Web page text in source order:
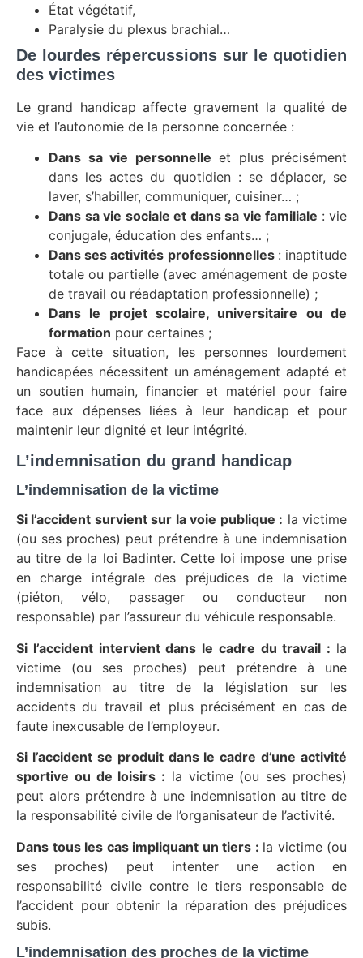
État végétatif,
Paralysie du plexus brachial…
De lourdes répercussions sur le quotidien
des victimes
Le grand handicap affecte gravement la qualité de
vie et l’autonomie de la personne concernée :
Dans sa vie personnelle et plus précisément
dans les actes du quotidien : se déplacer, se
laver, s’habiller, communiquer, cuisiner… ;
Dans sa vie sociale et dans sa vie familiale : vie
conjugale, éducation des enfants… ;
Dans ses activités professionnelles : inaptitude
totale ou partielle (avec aménagement de poste
de travail ou réadaptation professionnelle) ;
Dans le projet scolaire, universitaire ou de
formation pour certaines ;
Face à cette situation, les personnes lourdement
handicapées nécessitent un aménagement adapté et
un soutien humain, financier et matériel pour faire
face aux dépenses liées à leur handicap et pour
maintenir leur dignité et leur intégrité.
L’indemnisation du grand handicap
L’indemnisation de la victime
Si l’accident survient sur la voie publique : la victime
(ou ses proches) peut prétendre à une indemnisation
au titre de la loi Badinter. Cette loi impose une prise
en charge intégrale des préjudices de la victime
(piéton, vélo, passager ou conducteur non
responsable) par l’assureur du véhicule responsable.
Si l’accident intervient dans le cadre du travail : la
victime (ou ses proches) peut prétendre à une
indemnisation au titre de la législation sur les
accidents du travail et plus précisément en cas de
faute inexcusable de l’employeur.
Si l’accident se produit dans le cadre d’une activité
sportive ou de loisirs : la victime (ou ses proches)
peut alors prétendre à une indemnisation au titre de
la responsabilité civile de l’organisateur de l’activité.
Dans tous les cas impliquant un tiers : la victime (ou
ses proches) peut intenter une action en
responsabilité civile contre le tiers responsable de
l’accident pour obtenir la réparation des préjudices
subis.
L’indemnisation des proches de la victime